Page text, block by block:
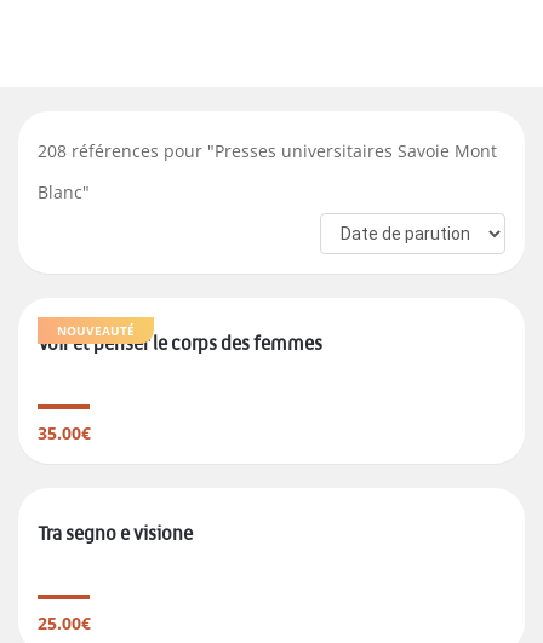
208 références pour "Presses universitaires Savoie Mont
Blanc"
NOUVEAUTÉ
Voir et penser le corps des femmes
35.00€
Tra segno e visione
25.00€